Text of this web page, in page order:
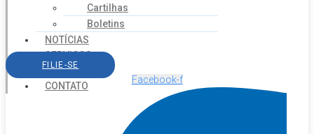
Cartilhas
Boletins
NOTÍCIAS
SERVIÇOS
AGENDA
CONTATO
FILIE-SE
Facebook-f